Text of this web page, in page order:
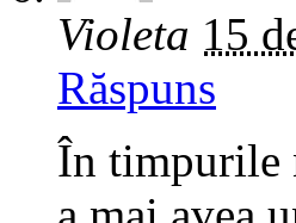
Violeta 15
Răspuns
În timpurile